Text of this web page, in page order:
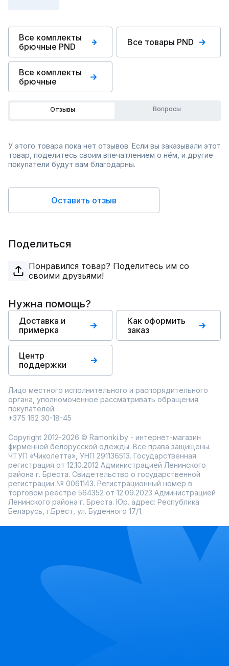
Все комплекты
брючные PND
Все товары PND
Все комплекты
брючные
Отзывы Вопросы
У этого товара пока нет отзывов. Если вы заказывали этот
товар, поделитесь своим впечатлением о нём, и другие
покупатели будут вам благодарны.
Оставить отзыв
Поделиться
Понравился товар? Поделитесь им со
своими друзьями!
Нужна помощь?
Доставка и
примерка
Как оформить
заказ
Центр
поддержки
Лицо местного исполнительного и распорядительного
органа, уполномоченное рассматривать обращения
покупателей:
+375 162 30-18-45
Copyright 2012-2026 © Ramonki.by - интернет-магазин
фирменной белорусской одежды. Все права защищены.
ЧТУП «Чиколетта», УНП 291136513. Государственная
регистрация от 12.10.2012 Администрацией Ленинского
района г. Бреста. Свидетельство о государственной
регистрации № 0061143. Регистрационный номер в
торговом реестре 564352 от 12.09.2023 Администрацией
Ленинского района г. Бреста. Юр. адрес: Республика
Беларусь, г.Брест, ул. Буденного 17/1.